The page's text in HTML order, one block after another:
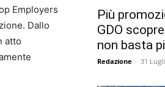
Employers
Dallo
atto
Più
GDO
non basta
Redazione - 31